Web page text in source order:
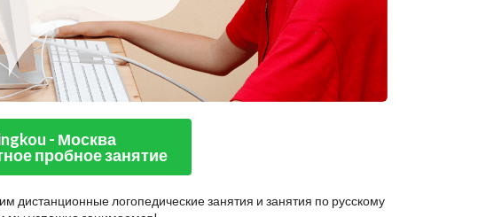
- Москва
пробное занятие
дистанционные логопедические занятия и занятия по русскому